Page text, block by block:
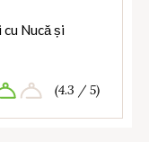
Nucă și
(4.3 / 5)